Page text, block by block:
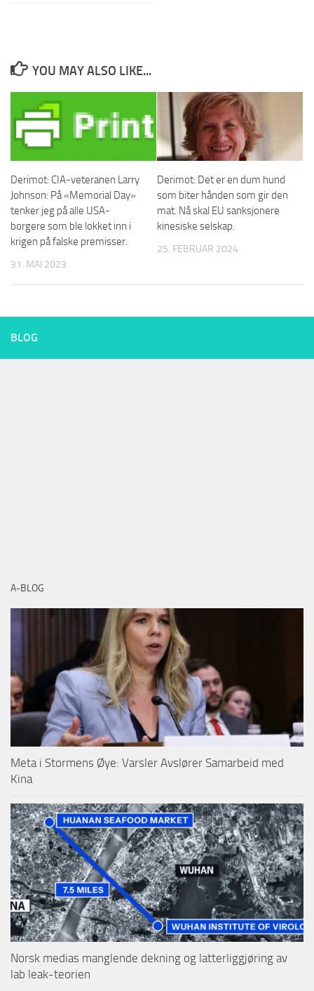
YOU MAY ALSO LIKE...
Derimot: CIA-veteranen Larry
Johnson: På «Memorial Day»
tenker jeg på alle USA-
borgere som ble lokket inn i
krigen på falske premisser.
31. MAI 2023
Derimot: Det er en dum hund
som biter hånden som gir den
mat. Nå skal EU sanksjonere
kinesiske selskap.
25. FEBRUAR 2024
BLOG
A-BLOG
Meta i Stormens Øye: Varsler Avslører Samarbeid med
Kina
Norsk medias manglende dekning og latterliggjøring av
lab leak-teorien